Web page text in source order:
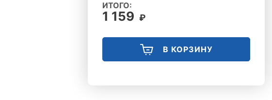
ИТОГО:
1 159 ₽
В КОРЗИНУ